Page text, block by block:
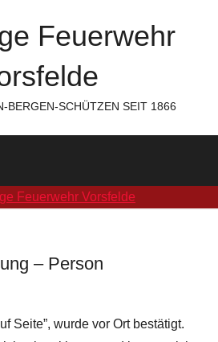
Feuerwehr
BERGEN-SCHÜTZEN SEIT 1866
– Person
Seite”, wurde vor Ort bestätigt.